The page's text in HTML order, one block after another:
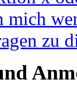
zu